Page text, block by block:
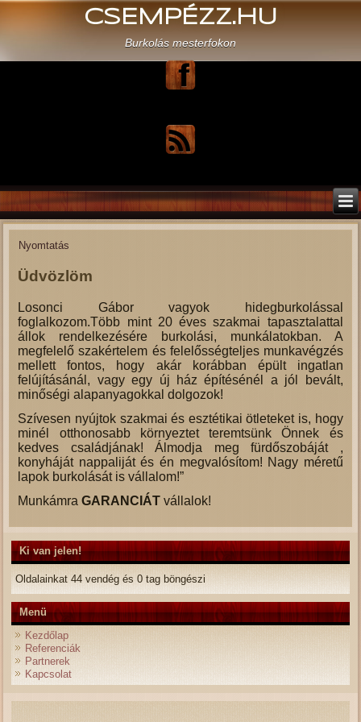
CSEMPÉZZ.HU
Burkolás mesterfokon
Nyomtatás
Üdvözlöm
Losonci Gábor vagyok hidegburkolással
foglalkozom.Több mint 20 éves szakmai tapasztalattal
állok rendelkezésére burkolási, munkálatokban. A
megfelelő szakértelem és felelősségteljes munkavégzés
mellett fontos, hogy akár korábban épült ingatlan
felújításánál, vagy egy új ház építésénél a jól bevált,
minőségi alapanyagokkal dolgozok!
Szívesen nyújtok szakmai és esztétikai ötleteket is, hogy
minél otthonosabb környeztet teremtsünk Önnek és
kedves családjának! Álmodja meg fürdőszobáját ,
konyháját nappaliját és én megvalósítom! Nagy méretű
lapok burkolását is vállalom!”
MunkámraGARANCIÁT vállalok!
Ki van jelen!
Oldalainkat 44 vendég és 0 tag böngészi
Menü
Kezdőlap
Referenciák
Partnerek
Kapcsolat